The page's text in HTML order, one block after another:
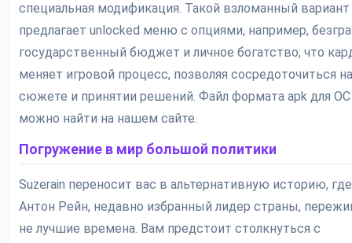
специальная модификация. Такой взломанный
предлагает unlocked меню с опциями, например,
государственный бюджет и личное богатство, что
меняет игровой процесс, позволяя сосредоточиться на
сюжете и принятии решений. Файл формата apk для
можно найти на нашем сайте.
Погружение в мир большой политики
Suzerain переносит вас в альтернативную историю,
Антон Рейн, недавно избранный лидер страны,
не лучшие времена. Вам предстоит столкнуться с